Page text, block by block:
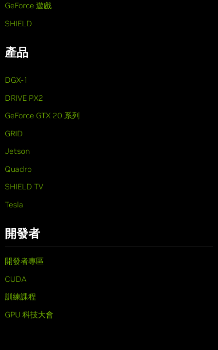
GeForce 遊戲
SHIELD
產品
DGX-1
DRIVE PX2
GeForce GTX 20 系列
GRID
Jetson
Quadro
SHIELD TV
Tesla
開發者
開發者專區
CUDA
訓練課程
GPU 科技大會